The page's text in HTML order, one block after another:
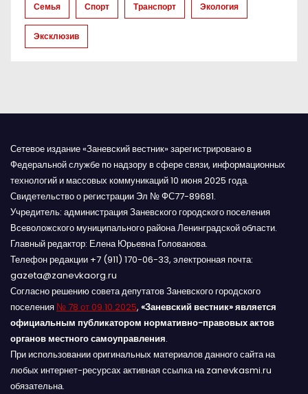
Семья Спорт Транспорт Экология
Эксклюзив
Сетевое издание «Заневский вестник» зарегистрировано в
Федеральной службе по надзору в сфере связи, информационных
технологий и массовых коммуникаций 10 июня 2025 года.
Свидетельство о регистрации Эл № ФС77-89681.
Учредитель: администрация Заневского городского поселения
Всеволожского муниципального района Ленинградской области.
Главный редактор: Елена Юрьевна Голованова.
Телефон редакции +7 (911) 170-06-33, электронная почта:
gazeta@zanevkaorg.ru
Согласно решению совета депутатов Заневского городского
поселения № 78 от 09.10.2025, «Заневский вестник» является
официальным публикатором нормативно-правовых актов
органов местного самоуправления.
При использовании оригинальных материалов данного сайта на
любых интернет-ресурсах активная ссылка на zanevkasmi.ru
обязательна.